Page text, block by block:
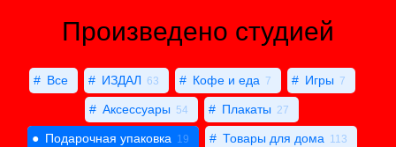
Произведено студией
Все ИЗДАЛ 63 Кофе и еда 7 Игры 7
Аксессуары 54 Плакаты 27
Подарочная упаковка 19 Товары для дома 113